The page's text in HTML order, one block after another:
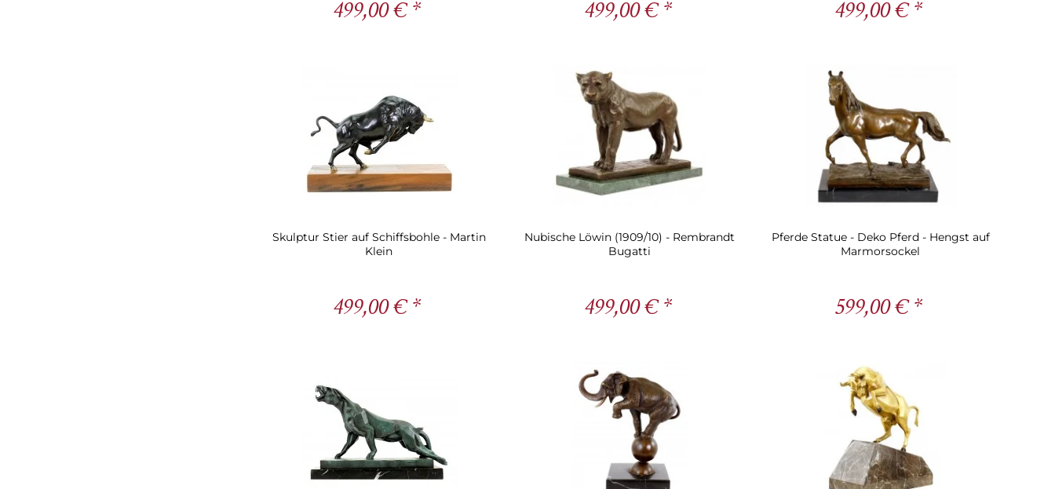
499,00 € * 499,00 € * 499,00 € *
Skulptur Stier auf Schiffsbohle - Martin
Klein
499,00 € *
Nubische Löwin (1909/10) - Rembrandt
Bugatti
499,00 € *
Pferde Statue - Deko Pferd - Hengst auf
Marmorsockel
599,00 € *